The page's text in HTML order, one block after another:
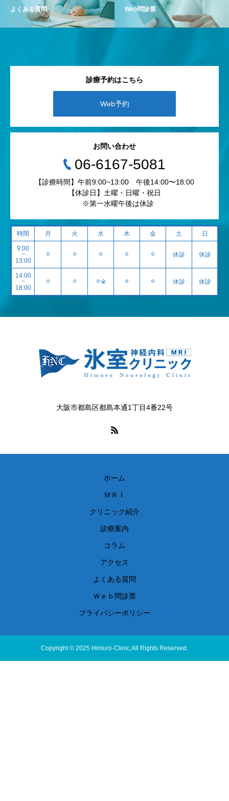
よくある質問 Web問診票
診療予約はこちら
Web予約
お問い合わせ
‭06-6167-5081‬
【診療時間】午前9:00~13:00 午後14:00〜18:00
【休診日】土曜・日曜・祝日
※第一水曜午後は休診
時間 月 火 水 木 金 土 日
9:00
~
13:00
⚪︎ ⚪︎ ⚪︎ ⚪︎ ⚪︎ 休診 休診
14:00
~
18:00
⚪︎ ⚪︎ ⚪︎※ ⚪︎ ⚪︎ 休診 休診
大阪市都島区都島本通1丁目4番22号
ホーム
ＭＲＩ
クリニック紹介
診療案内
コラム
アクセス
よくある質問
Ｗｅｂ問診票
プライバシーポリシー
Copyright © 2025 Himuro-Clinic,All Rights Reserved.